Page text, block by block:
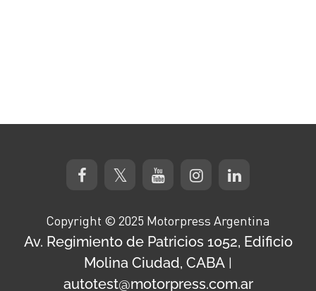
Copyright © 2025 Motorpress Argentina
Av. Regimiento de Patricios 1052, Edificio
Molina Ciudad, CABA |
autotest@motorpress.com.ar